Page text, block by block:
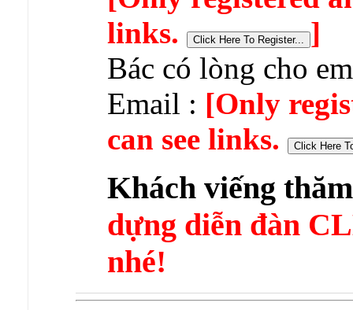
links.
]
Bác có lòng cho
Email : [Only
can see links.
Khách viếng
dựng diễn đàn
nhé!